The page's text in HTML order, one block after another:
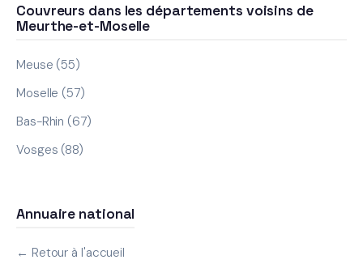
Couvreurs dans les départements voisins de
Meurthe-et-Moselle
Meuse (55)
Moselle (57)
Bas-Rhin (67)
Vosges (88)
Annuaire national
← Retour à l'accueil